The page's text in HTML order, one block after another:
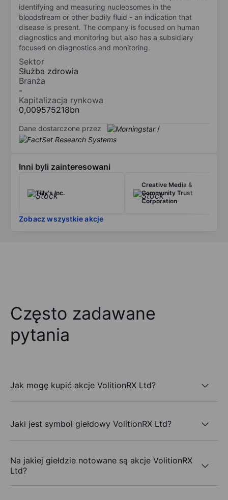
identifying and measuring nucleosomes in the
bloodstream or other bodily fluid - an indication that
disease is present. The company is focused on human
diagnostics and monitoring but also has a subsidiary
focused on diagnostics and monitoring.
Sektor
Służba zdrowia
Branża
-
Kapitalizacja rynkowa
0,009575218bn
Dane dostarczone przez /
Inni byli zainteresowani
Tilly's Inc.
Creative Media &
Community Trust
Corporation
Zobacz wszystkie akcje
Często zadawane
pytania
Jak mogę kupić akcje VolitionRX Ltd?
Jaki jest symbol giełdowy VolitionRX Ltd?
Na jakiej giełdzie notowane są akcje VolitionRX
Ltd?